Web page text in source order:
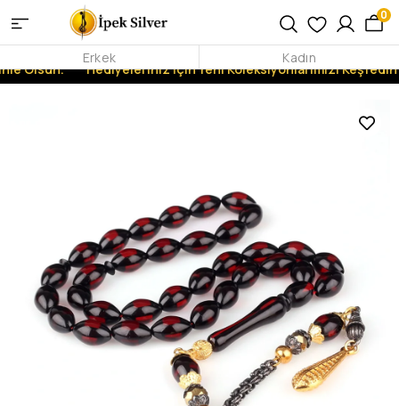
Olsun. Hediyeleriniz İçin Yeni Koleksiyonlarımızı Keşfedin!
0
Erkek Kadın